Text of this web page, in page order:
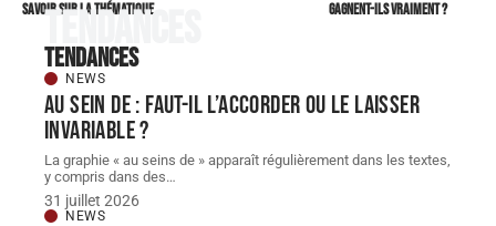
savoir sur la thématique
gagnent-ils vraiment ?
Tendances
Tendances
NEWS
Au sein de : faut-il l’accorder ou le laisser
invariable ?
La graphie « au seins de » apparaît régulièrement dans les textes,
y compris dans des…
31 juillet 2026
NEWS